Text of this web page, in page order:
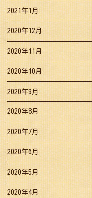
2021年1月
2020年12月
2020年11月
2020年10月
2020年9月
2020年8月
2020年7月
2020年6月
2020年5月
2020年4月